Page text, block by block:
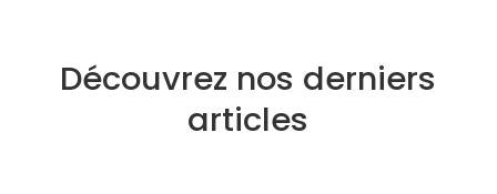
Découvrez nos derniers
articles